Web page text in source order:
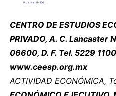
CENTRO DE ESTUDIOS
PRIVADO, A. C. Lancaster
06600, D. F. Tel. 5229
www.ceesp.org.mx
ACTIVIDAD ECONÓMICA,